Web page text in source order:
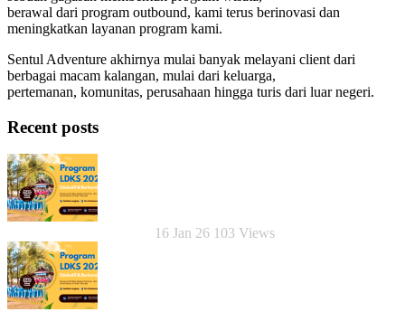
berawal dari program outbound, kami terus berinovasi dan
meningkatkan layanan program kami.
Sentul Adventure akhirnya mulai banyak melayani client dari
berbagai macam kalangan, mulai dari keluarga,
pertemanan, komunitas, perusahaan hingga turis dari luar negeri.
Recent posts
16 Jan 26 103 Views